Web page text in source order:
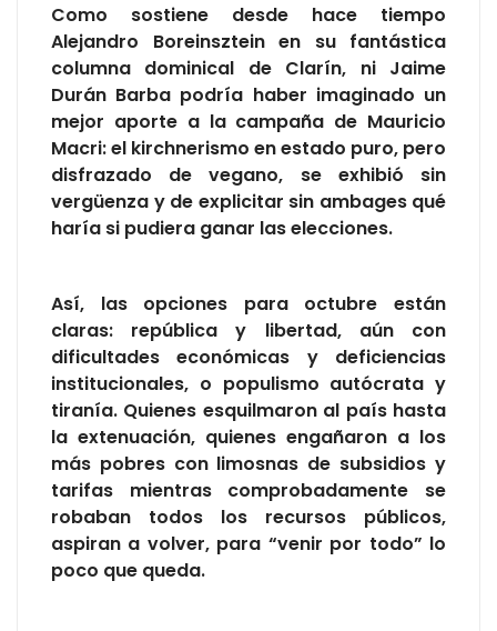
Como sostiene desde hace tiempo
Alejandro Boreinsztein en su fantástica
columna dominical de Clarín, ni Jaime
Durán Barba podría haber imaginado un
mejor aporte a la campaña de Mauricio
Macri: el kirchnerismo en estado puro, pero
disfrazado de vegano, se exhibió sin
vergüenza y de explicitar sin ambages qué
haría si pudiera ganar las elecciones.
Así, las opciones para octubre están
claras: república y libertad, aún con
dificultades económicas y deficiencias
institucionales, o populismo autócrata y
tiranía. Quienes esquilmaron al país hasta
la extenuación, quienes engañaron a los
más pobres con limosnas de subsidios y
tarifas mientras comprobadamente se
robaban todos los recursos públicos,
aspiran a volver, para “venir por todo” lo
poco que queda.